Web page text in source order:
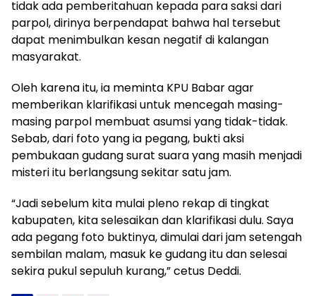
tidak ada pemberitahuan kepada para saksi dari
parpol, dirinya berpendapat bahwa hal tersebut
dapat menimbulkan kesan negatif di kalangan
masyarakat.
Oleh karena itu, ia meminta KPU Babar agar
memberikan klarifikasi untuk mencegah masing-
masing parpol membuat asumsi yang tidak-tidak.
Sebab, dari foto yang ia pegang, bukti aksi
pembukaan gudang surat suara yang masih menjadi
misteri itu berlangsung sekitar satu jam.
“Jadi sebelum kita mulai pleno rekap di tingkat
kabupaten, kita selesaikan dan klarifikasi dulu. Saya
ada pegang foto buktinya, dimulai dari jam setengah
sembilan malam, masuk ke gudang itu dan selesai
sekira pukul sepuluh kurang,” cetus Deddi.